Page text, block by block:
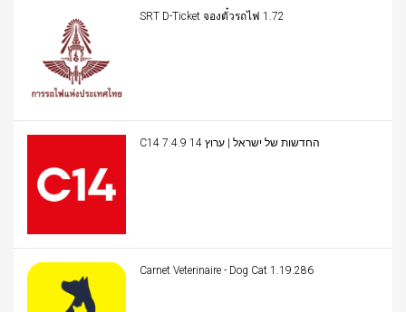
SRT D-Ticket จองตั๋วรถไฟ 1.72
C14 החדשות של ישראל | ערוץ 14 7.4.9
Carnet Veterinaire - Dog Cat 1.19.286